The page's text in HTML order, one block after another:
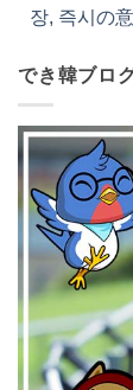
장, 즉시の
でき韓ブロ